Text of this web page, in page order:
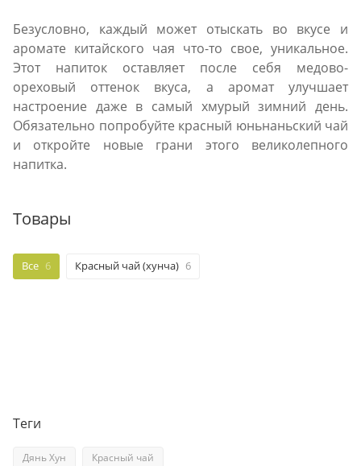
Безусловно, каждый может отыскать во вкусе и
аромате китайского чая что-то свое, уникальное.
Этот напиток оставляет после себя медово-
ореховый оттенок вкуса, а аромат улучшает
настроение даже в самый хмурый зимний день.
Обязательно попробуйте красный юньнаньский чай
и откройте новые грани этого великолепного
напитка.
Товары
Все 6 Красный чай (хунча) 6
Теги
Дянь Хун Красный чай